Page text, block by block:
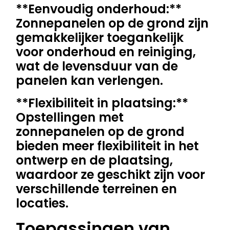
**Eenvoudig onderhoud:**
Zonnepanelen op de grond zijn
gemakkelijker toegankelijk
voor onderhoud en reiniging,
wat de levensduur van de
panelen kan verlengen.
**Flexibiliteit in plaatsing:**
Opstellingen met
zonnepanelen op de grond
bieden meer flexibiliteit in het
ontwerp en de plaatsing,
waardoor ze geschikt zijn voor
verschillende terreinen en
locaties.